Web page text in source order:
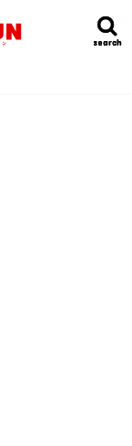
search
search
キング 今週の運勢